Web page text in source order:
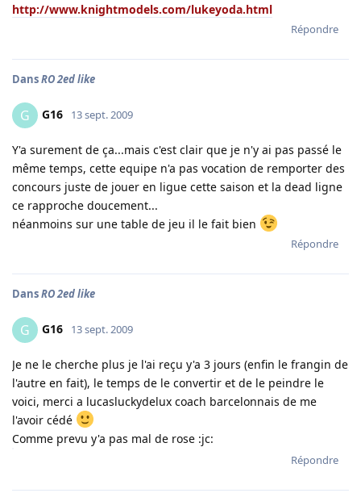
http://www.knightmodels.com/lukeyoda.html
Répondre
DansRO 2ed like
G G16 13 sept. 2009
Y'a surement de ça...mais c'est clair que je n'y ai pas passé le
même temps, cette equipe n'a pas vocation de remporter des
concours juste de jouer en ligue cette saison et la dead ligne
ce rapproche doucement...
néanmoins sur une table de jeu il le fait bien
Répondre
DansRO 2ed like
G G16 13 sept. 2009
Je ne le cherche plus je l'ai reçu y'a 3 jours (enfin le frangin de
l'autre en fait), le temps de le convertir et de le peindre le
voici, merci a lucasluckydelux coach barcelonnais de me
l'avoir cédé
Comme prevu y'a pas mal de rose :jc:
Répondre